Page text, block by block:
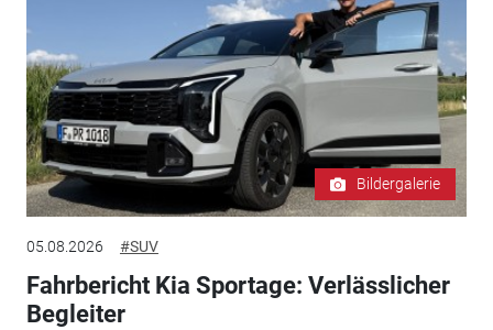
Bildergalerie
05.08.2026 #SUV
Fahrbericht Kia Sportage: Verlässlicher
Begleiter